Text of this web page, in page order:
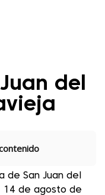
del
de San Juan del
14 de agosto de